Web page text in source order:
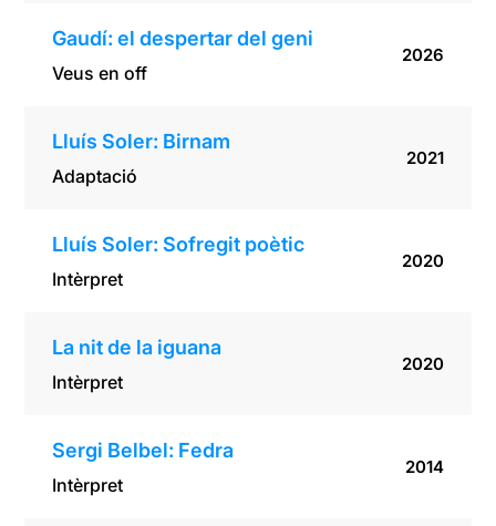
Gaudí: el despertar del geni
Veus en off
2026
Lluís Soler: Birnam
Adaptació
2021
Lluís Soler: Sofregit poètic
Intèrpret
2020
La nit de la iguana
Intèrpret
2020
Sergi Belbel: Fedra
Intèrpret
2014